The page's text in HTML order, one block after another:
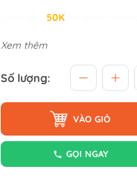
50K
Xem thêm
Số lượng:
VÀO GIỎ
GỌI NGAY